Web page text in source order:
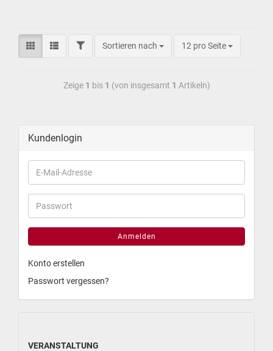
Sortieren nach 12 pro Seite
Zeige 1 bis 1 (von insgesamt 1 Artikeln)
Kundenlogin
Anmelden
Konto erstellen
Passwort vergessen?
VERANSTALTUNG